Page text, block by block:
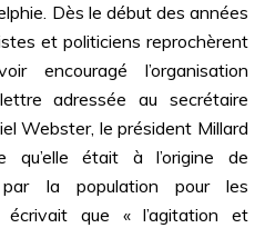
Dès le début des années
et politiciens reprochèrent
encouragé l’organisation
adressée au secrétaire
Webster, le président Millard
était à l’origine de
par la population pour les
que « l’agitation et